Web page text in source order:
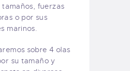
tamaños, fuerzas
o por sus
marinos.
sobre 4 olas
su tamaño y